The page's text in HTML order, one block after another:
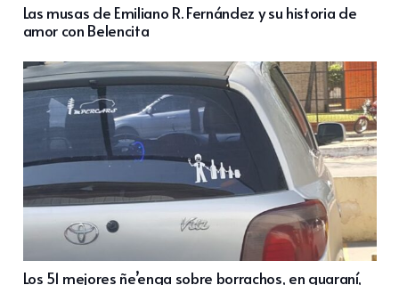
Las musas de Emiliano R. Fernández y su historia de
amor con Belencita
Los 51 mejores ñe’enga sobre borrachos, en guaraní,